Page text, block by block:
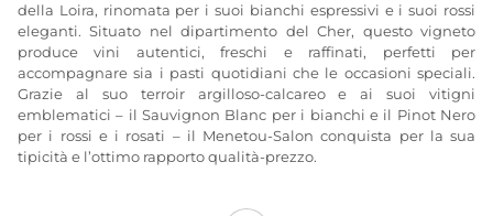
della Loira, rinomata per i suoi bianchi espressivi e i suoi rossi
eleganti. Situato nel dipartimento del Cher, questo vigneto
produce vini autentici, freschi e raffinati, perfetti per
accompagnare sia i pasti quotidiani che le occasioni speciali.
Grazie al suo terroir argilloso-calcareo e ai suoi vitigni
emblematici – il Sauvignon Blanc per i bianchi e il Pinot Nero
per i rossi e i rosati – il Menetou-Salon conquista per la sua
tipicità e l’ottimo rapporto qualità-prezzo.